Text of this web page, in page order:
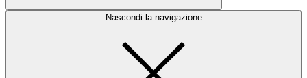
Nascondi la navigazione